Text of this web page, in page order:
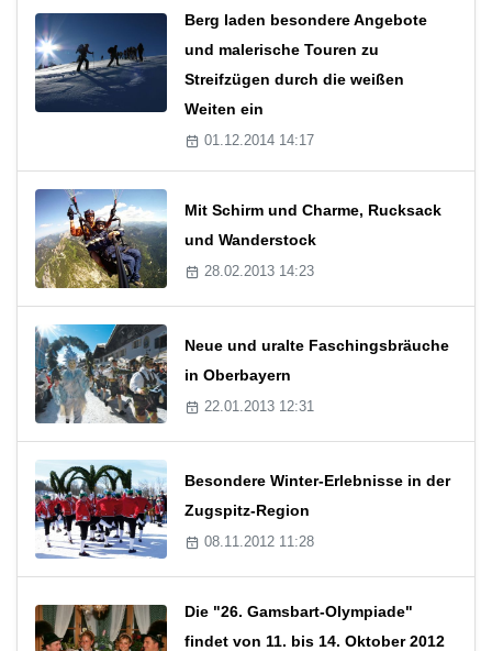
Berg laden besondere Angebote
und malerische Touren zu
Streifzügen durch die weißen
Weiten ein
01.12.2014 14:17
Mit Schirm und Charme, Rucksack
und Wanderstock
28.02.2013 14:23
Neue und uralte Faschingsbräuche
in Oberbayern
22.01.2013 12:31
Besondere Winter-Erlebnisse in der
Zugspitz-Region
08.11.2012 11:28
Die "26. Gamsbart-Olympiade"
findet von 11. bis 14. Oktober 2012